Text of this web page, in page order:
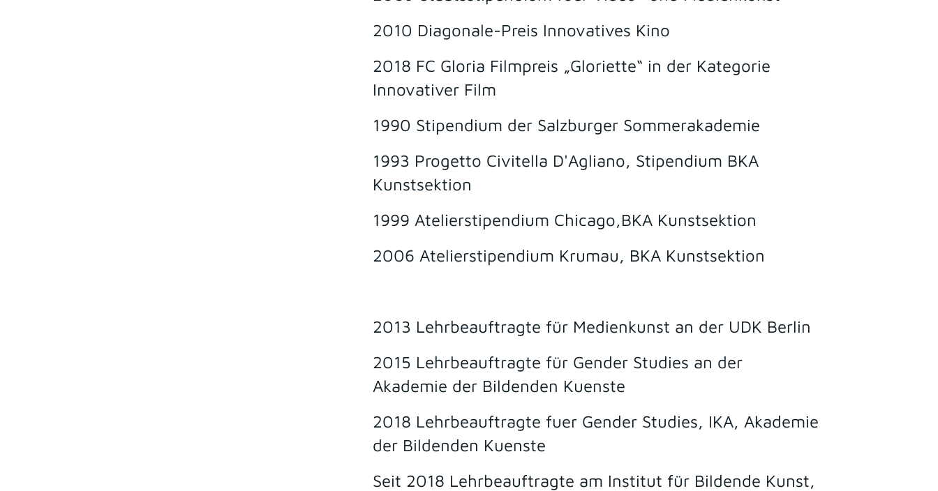
2010 Diagonale-Preis Innovatives Kino
2018 FC Gloria Filmpreis „Gloriette“ in der Kategorie
Innovativer Film
1990 Stipendium der Salzburger Sommerakademie
1993 Progetto Civitella D'Agliano, Stipendium BKA
Kunstsektion
1999 Atelierstipendium Chicago,BKA Kunstsektion
2006 Atelierstipendium Krumau, BKA Kunstsektion
2013 Lehrbeauftragte für Medienkunst an der UDK Berlin
2015 Lehrbeauftragte für Gender Studies an der
Akademie der Bildenden Kuenste
2018 Lehrbeauftragte fuer Gender Studies, IKA, Akademie
der Bildenden Kuenste
Seit 2018 Lehrbeauftragte am Institut für Bildende Kunst,